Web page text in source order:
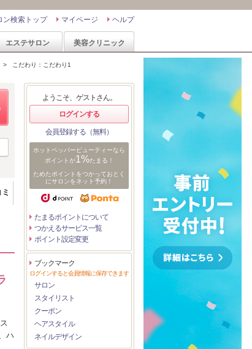
ヘルプ
マイページ
ン検索トップ
エステサロン 美容クリニック
> こだわり：こだわり1
ハ
ようこそ、ゲストさん。
ログインする
会員登録する（無料）
ホットペッパービューティーなら
ポイントが1%たまる！
ためたポイントをつかっておとく
にサロンをネット予約！
たまるポイントについて
つかえるサービス一覧
ポイント設定変更
ブックマーク
ログインすると会員情報に保存できます
サロン
スタイリスト
クーポン
ヘアスタイル
ネイルデザイン